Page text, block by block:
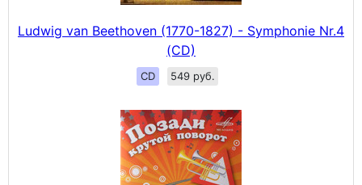
Ludwig van Beethoven (1770-1827) - Symphonie Nr.4
(CD)
CD 549 руб.